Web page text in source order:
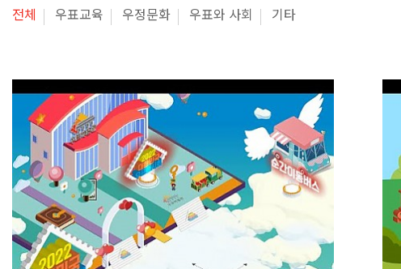
전체 우표교육 우정문화 우표와 사회 기타